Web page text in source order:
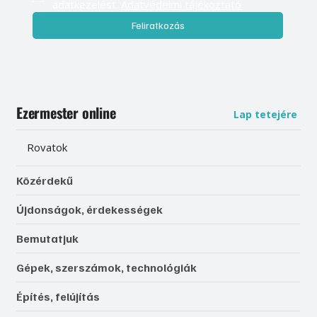
Feliratkozás
Ezermester online Lap tetejére
Rovatok
Közérdekű
Újdonságok, érdekességek
Bemutatjuk
Gépek, szerszámok, technológiák
Építés, felújítás